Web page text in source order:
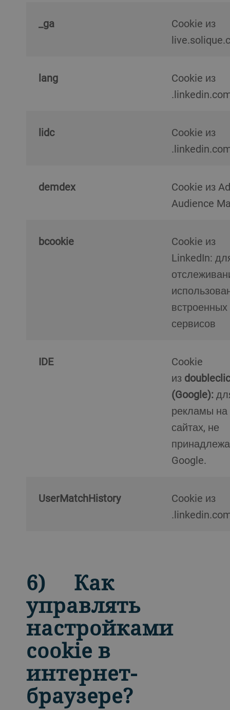
_ga
Cookie из
lang
Cookie из
lidc
Cookie из
demdex
Cookie из Adobe
Audience
bcookie
Cookie из
LinkedIn:
встроенных
сервисов
IDE
Cookie
из
(Google):
рекламы на
сайтах, не
Google.
UserMatchHistory
Cookie из
6) Как
управлять
настройками
сookie в
интернет-
браузере?